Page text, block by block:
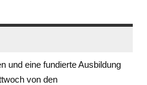
und eine fundierte Ausbildung
von den